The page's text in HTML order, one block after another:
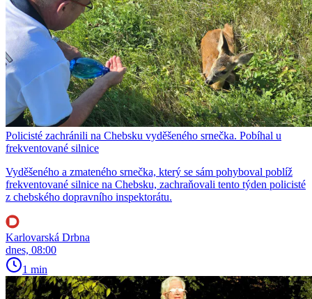
Policisté zachránili na Chebsku vyděšeného srnečka. Pobíhal u
frekventované silnice
Vyděšeného a zmateného srnečka, který se sám pohyboval poblíž
frekventované silnice na Chebsku, zachraňovali tento týden policisté
z chebského dopravního inspektorátu.
Karlovarská Drbna
dnes, 08:00
1 min